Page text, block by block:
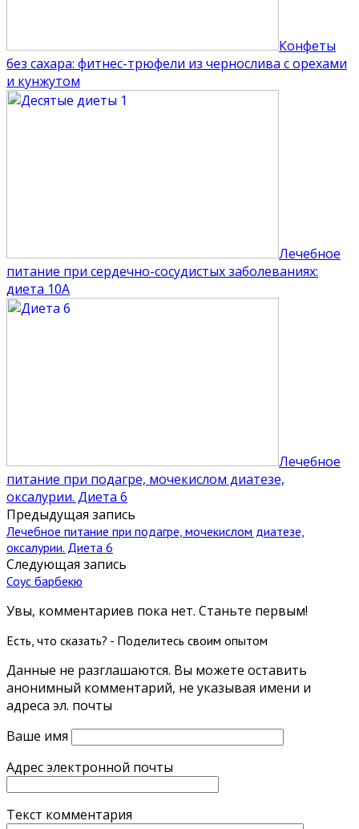
Конфеты
без сахара: фитнес-трюфели из чернослива с орехами
и кунжутом
Лечебное
питание при сердечно-сосудистых заболеваниях:
диета 10А
Лечебное
питание при подагре, мочекислом диатезе,
оксалурии. Диета 6
Предыдущая запись
Лечебное питание при подагре, мочекислом диатезе,
оксалурии. Диета 6
Следующая запись
Соус барбекю
Увы, комментариев пока нет. Станьте первым!
Есть, что сказать? - Поделитесь своим опытом
Данные не разглашаются. Вы можете оставить
анонимный комментарий, не указывая имени и
адреса эл. почты
Ваше имя
Адрес электронной почты
Текст комментария